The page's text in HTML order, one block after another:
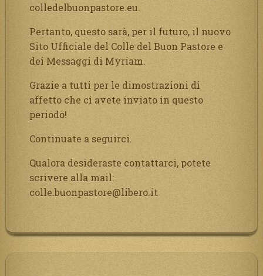
colledelbuonpastore.eu.
Pertanto, questo sarà, per il futuro, il nuovo
Sito Ufficiale del Colle del Buon Pastore e
dei Messaggi di Myriam.
Grazie a tutti per le dimostrazioni di
affetto che ci avete inviato in questo
periodo!
Continuate a seguirci.
Qualora desideraste contattarci, potete
scrivere alla mail:
colle.buonpastore@libero.it